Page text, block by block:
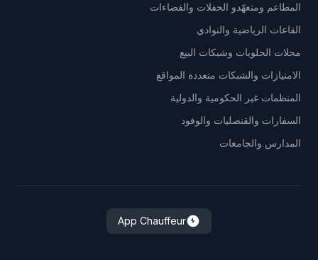
المطاعم ومتعهّدو الحفلات والفضاءات
القاعات الرياضية والنوادي
محلات الحلويات وشبكات البيع
الامتيازات والشبكات متعددة المواقع
المنظمات غير الحكومية والدولية
السفارات والقنصليات والوفود
المدارس والجامعات
App Chauffeur